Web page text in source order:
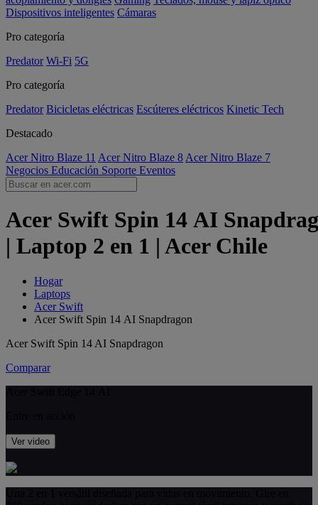
Dispositivos inteligentes Cámaras
Pro categoría
Predator Wi-Fi 5G
Pro categoría
Predator Bicicletas eléctricas Escúteres eléctricos Kinetic Tech
Destacado
Acer Nitro Blaze 11 Acer Nitro Blaze 8 Acer Nitro Blaze 7
Negocios Educación Soporte Eventos
Acer Swift Spin 14 AI
| Laptop 2 en 1 | Acer Chile
Hogar
Laptops
Acer Swift
Acer Swift Spin 14 AI Snapdragon
Acer Swift Spin 14 AI Snapdragon
Comparar
Ver video